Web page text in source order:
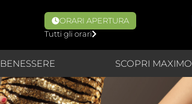
ORARI APERTURA
Tutti gli orari
BENESSERE SCOPRI MAXIMO